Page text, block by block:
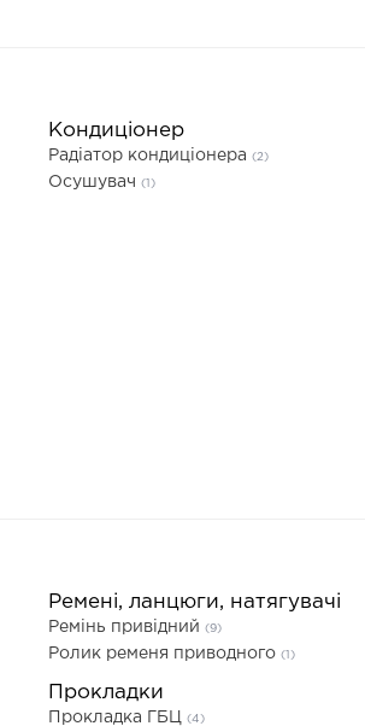
Кондиціонер
Радіатор кондиціонера (2)
Осушувач (1)
Ремені, ланцюги, натягувачі
Ремінь привідний (9)
Ролик ременя приводного (1)
Прокладки
Прокладка ГБЦ (4)